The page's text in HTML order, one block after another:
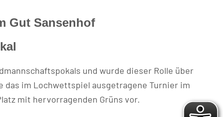
Gut Sansenhof
und wurde dieser Rolle über
das im Lochwettspiel ausgetragene Turnier im
mit hervorragenden Grüns vor.